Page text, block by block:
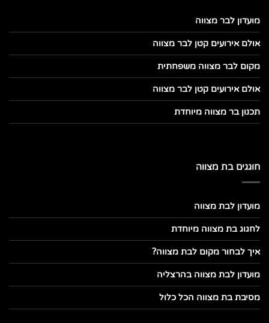
מועדון לבר מצווה
אולם אירועים קטן לבר מצווה
מקום לבר מצווה משפחתית
אולם אירועים קטן לבר מצווה
תכנון בר מצווה מיוחדת
חוגגים בת מצווה
מועדון לבת מצווה
לחגוג בת מצווה מיוחדת
איך לבחור מקום לבת מצווה?
מועדון לבת מצווה בהרצליה
מסיבת בת מצווה הכל כלול